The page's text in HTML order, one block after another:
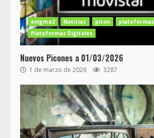
enigma2 Noticias picon
plataformas
Plataformas Digitales
Nuevos Picones a 01/03/2026
1 de marzo de 2026 3287